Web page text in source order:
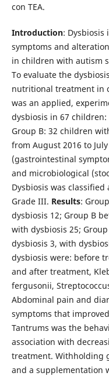
con TEA.
Introduction: Dysbiosis
symptoms and
in children with autism
To evaluate the
nutritional treatment in
was an applied,
dysbiosis in 67
Group B: 32 children
from August 2016 to
(gastrointestinal
and microbiological
Dysbiosis was
Grade III. Results:
dysbiosis 12; Group B
with dysbiosis 25;
dysbiosis 3, with
dysbiosis were: before
and after treatment,
fergusonii,
Abdominal pain and
symptoms that
Tantrums was the
association with
treatment. Withholding
and a supplementation